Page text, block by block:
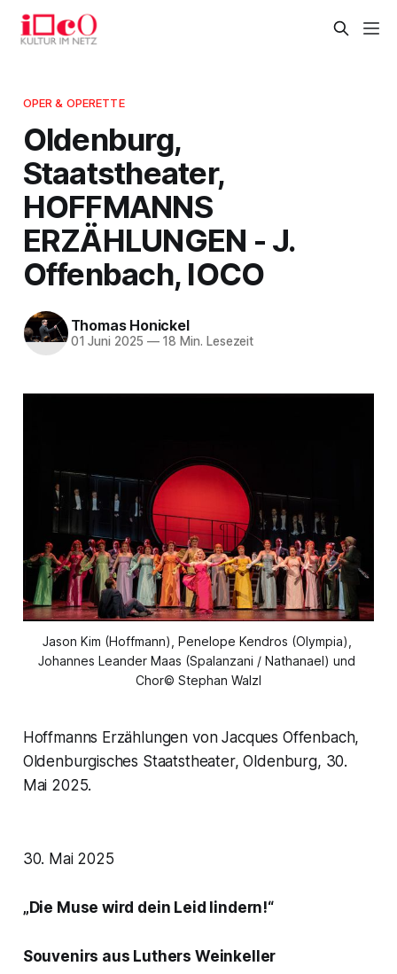
OPER & OPERETTE
Oldenburg,
Staatstheater,
HOFFMANNS
ERZÄHLUNGEN - J.
Offenbach, IOCO
Thomas Honickel
01 Juni 2025 —18 Min. Lesezeit
Jason Kim (Hoffmann), Penelope Kendros (Olympia),
Johannes Leander Maas (Spalanzani / Nathanael) und
Chor© Stephan Walzl
Hoffmanns Erzählungen von Jacques Offenbach,
Oldenburgisches Staatstheater, Oldenburg, 30.
Mai 2025.
30. Mai 2025
„Die Muse wird dein Leid lindern!“
Souvenirs aus Luthers Weinkeller